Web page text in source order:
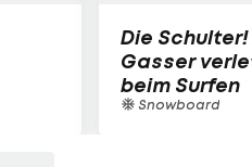
Die
Gasser
beim Surfen
Snowboard